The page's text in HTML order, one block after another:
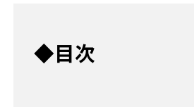
◆目次